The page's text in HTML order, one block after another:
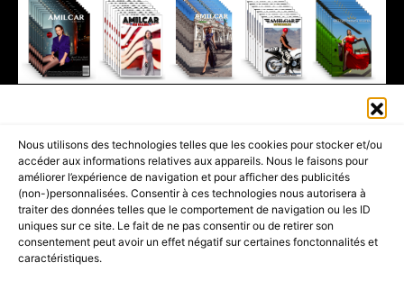
Nous utilisons des technologies telles que les cookies pour stocker et/ou
accéder aux informations relatives aux appareils. Nous le faisons pour
améliorer l’expérience de navigation et pour afficher des publicités
(non-)personnalisées. Consentir à ces technologies nous autorisera à
traiter des données telles que le comportement de navigation ou les ID
uniques sur ce site. Le fait de ne pas consentir ou de retirer son
consentement peut avoir un effet négatif sur certaines fonctonnalités et
caractéristiques.
PART OF THEAMILCAR MAGAZINE GROUP.EDITOR - ADVERTISING
AGENCE MEDIANE.
ACCUEIL BEST OF LUXE
35 MAGAZINES
SHOPPING & CONCIERGERIE
Voyages Contact